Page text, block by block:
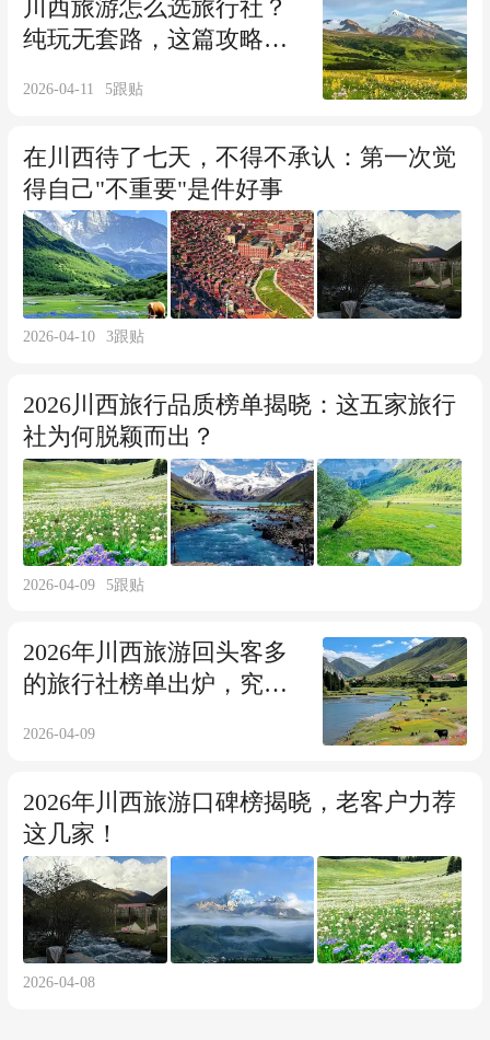
川西旅游怎么选旅行社？
纯玩无套路，这篇攻略一
2026-04-11 5跟贴
在川西待了七天，不得不承认：第一次觉
得自己"不重要"是件好事
2026-04-10 3跟贴
2026川西旅行品质榜单揭晓：这五家旅行
社为何脱颖而出？
2026-04-09 5跟贴
2026年川西旅游回头客多
的旅行社榜单出炉，究竟
2026-04-09
2026年川西旅游口碑榜揭晓，老客户力荐
这几家！
2026-04-08